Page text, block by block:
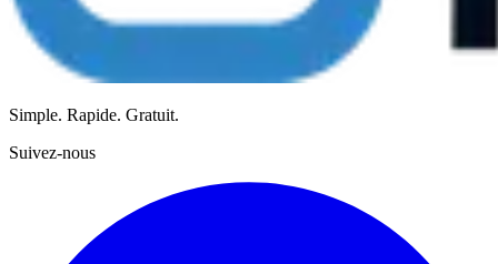
Simple. Rapide. Gratuit.
Suivez-nous